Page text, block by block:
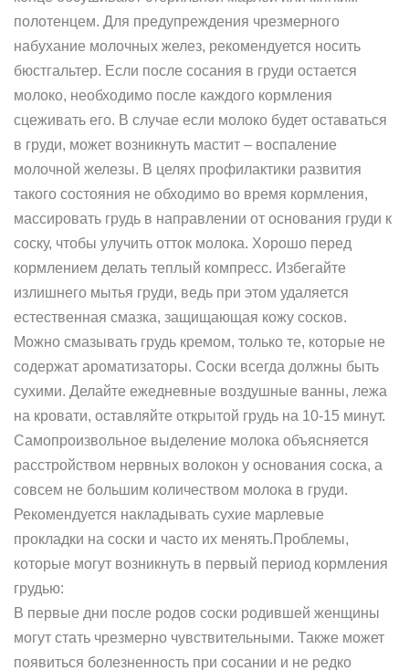
полотенцем. Для предупреждения чрезмерного
набухание молочных желез, рекомендуется носить
бюстгальтер. Если после сосания в груди остается
молоко, необходимо после каждого кормления
сцеживать его. В случае если молоко будет оставаться
в груди, может возникнуть мастит – воспаление
молочной железы. В целях профилактики развития
такого состояния не обходимо во время кормления,
массировать грудь в направлении от основания груди к
соску, чтобы улучить отток молока. Хорошо перед
кормлением делать теплый компресс. Избегайте
излишнего мытья груди, ведь при этом удаляется
естественная смазка, защищающая кожу сосков.
Можно смазывать грудь кремом, только те, которые не
содержат ароматизаторы. Соски всегда должны быть
сухими. Делайте ежедневные воздушные ванны, лежа
на кровати, оставляйте открытой грудь на 10-15 минут.
Самопроизвольное выделение молока объясняется
расстройством нервных волокон у основания соска, а
совсем не большим количеством молока в груди.
Рекомендуется накладывать сухие марлевые
прокладки на соски и часто их менять.Проблемы,
которые могут возникнуть в первый период кормления
грудью:
В первые дни после родов соски родившей женщины
могут стать чрезмерно чувствительными. Также может
появиться болезненность при сосании и не редко